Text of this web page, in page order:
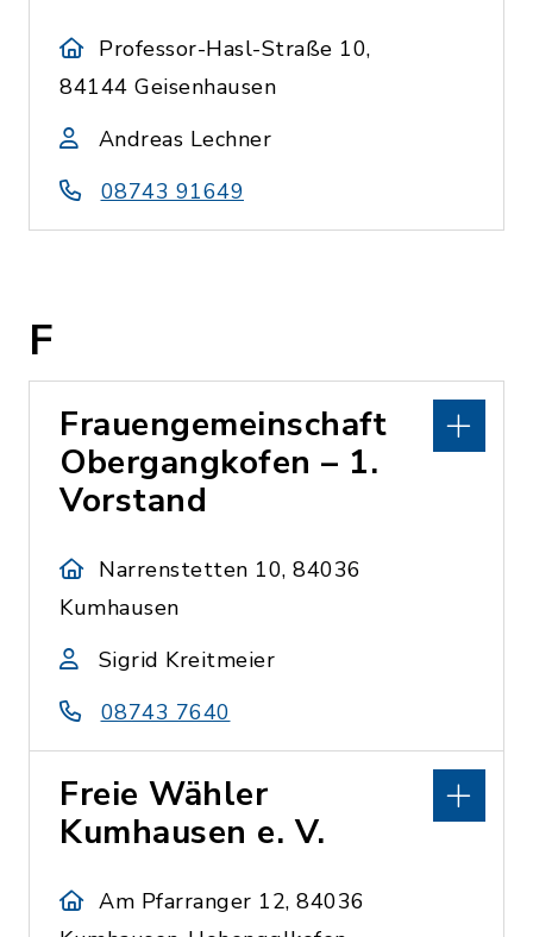
Professor-Hasl-Straße 10,
84144 Geisenhausen
Andreas Lechner
08743 91649
F
Frauengemeinschaft
Obergangkofen – 1.
Vorstand
Narrenstetten 10, 84036
Kumhausen
Sigrid Kreitmeier
08743 7640
Freie Wähler
Kumhausen e. V.
Am Pfarranger 12, 84036